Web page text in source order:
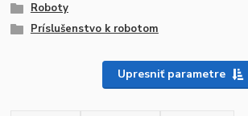
Roboty
Príslušenstvo k robotom
Upresniť parametre